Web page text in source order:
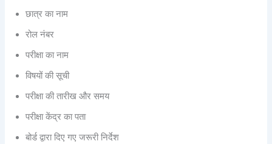
छात्र का नाम
रोल नंबर
परीक्षा का नाम
विषयों की सूची
परीक्षा की तारीख और समय
परीक्षा केंद्र का पता
बोर्ड द्वारा दिए गए जरूरी निर्देश